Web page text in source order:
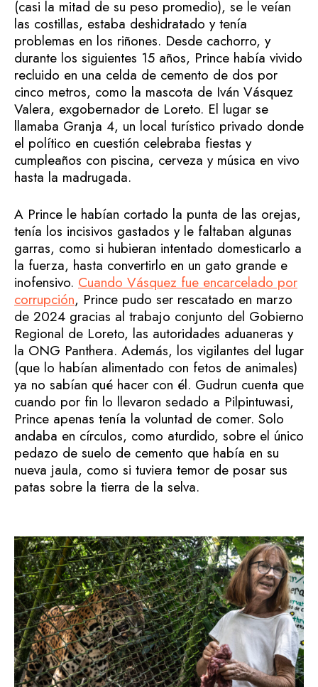
(casi la mitad de su peso promedio), se le veían
las costillas, estaba deshidratado y tenía
problemas en los riñones. Desde cachorro, y
durante los siguientes 15 años, Prince había vivido
recluido en una celda de cemento de dos por
cinco metros, como la mascota de Iván Vásquez
Valera, exgobernador de Loreto. El lugar se
llamaba Granja 4, un local turístico privado donde
el político en cuestión celebraba fiestas y
cumpleaños con piscina, cerveza y música en vivo
hasta la madrugada.
A Prince le habían cortado la punta de las orejas,
tenía los incisivos gastados y le faltaban algunas
garras, como si hubieran intentado domesticarlo a
la fuerza, hasta convertirlo en un gato grande e
inofensivo. Cuando Vásquez fue encarcelado por
corrupción, Prince pudo ser rescatado en marzo
de 2024 gracias al trabajo conjunto del Gobierno
Regional de Loreto, las autoridades aduaneras y
la ONG Panthera. Además, los vigilantes del lugar
(que lo habían alimentado con fetos de animales)
ya no sabían qué hacer con él. Gudrun cuenta que
cuando por fin lo llevaron sedado a Pilpintuwasi,
Prince apenas tenía la voluntad de comer. Solo
andaba en círculos, como aturdido, sobre el único
pedazo de suelo de cemento que había en su
nueva jaula, como si tuviera temor de posar sus
patas sobre la tierra de la selva.